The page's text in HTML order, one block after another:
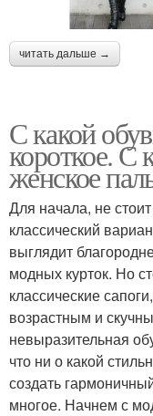
читать дальше →
С какой
короткое. С
женское
Для начала, не
классический
выглядит
модных курток. Но
классические
возрастным и
невыразительная
что ни о какой
создать
многое. Начнем с